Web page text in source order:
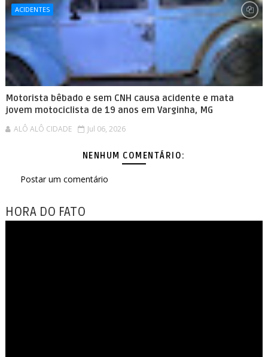
ACIDENTES
Motorista bêbado e sem CNH causa acidente e mata
jovem motociclista de 19 anos em Varginha, MG
ALÔ ALÔ CIDADE Jul 06, 2026
NENHUM COMENTÁRIO:
Postar um comentário
HORA DO FATO